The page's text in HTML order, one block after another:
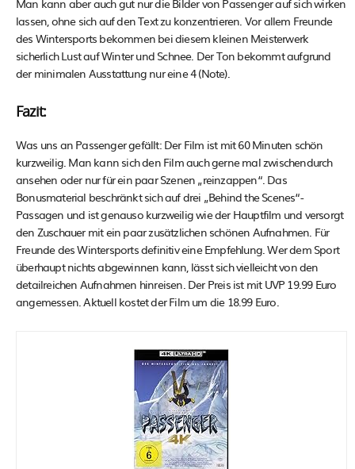
Man kann aber auch gut nur die Bilder von Passenger auf sich wirken
lassen, ohne sich auf den Text zu konzentrieren. Vor allem Freunde
des Wintersports bekommen bei diesem kleinen Meisterwerk
sicherlich Lust auf Winter und Schnee. Der Ton bekommt aufgrund
der minimalen Ausstattung nur eine 4 (Note).
Fazit:
Was uns an Passenger gefällt: Der Film ist mit 60 Minuten schön
kurzweilig. Man kann sich den Film auch gerne mal zwischendurch
ansehen oder nur für ein paar Szenen „reinzappen“. Das
Bonusmaterial beschränkt sich auf drei „Behind the Scenes“-
Passagen und ist genauso kurzweilig wie der Hauptfilm und versorgt
den Zuschauer mit ein paar zusätzlichen schönen Aufnahmen. Für
Freunde des Wintersports definitiv eine Empfehlung. Wer dem Sport
überhaupt nichts abgewinnen kann, lässt sich vielleicht von den
detailreichen Aufnahmen hinreisen. Der Preis ist mit UVP 19.99 Euro
angemessen. Aktuell kostet der Film um die 18.99 Euro.